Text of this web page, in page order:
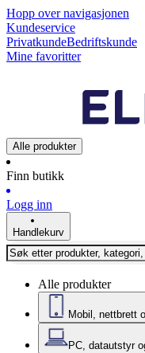
Hopp over navigasjonen
Kundeservice
PrivatkundeBedriftskunde
Mine favoritter
Alle produkter
Finn butikk
Logg inn
Handlekurv
Alle produkter
Mobil, nettbrett
PC, datautstyr